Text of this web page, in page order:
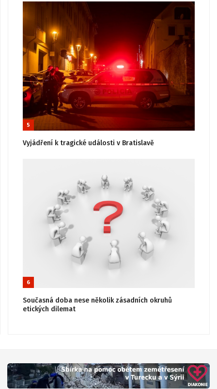
5
Vyjádření k tragické události v Bratislavě
6
Současná doba nese několik zásadních okruhů
etických dilemat